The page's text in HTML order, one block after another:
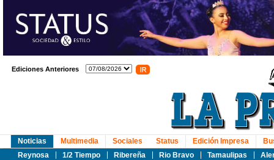
Ediciones Anteriores
Noticias
Reynosa
1/2 Tiempo Ribereña Rio Bravo Tamaulipas
Multimedia Sociales Status Edición Impresa